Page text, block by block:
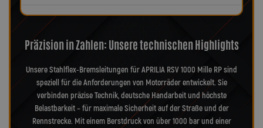
Präzision in Zahlen: Unsere technischen Highlights
Unsere Stahlflex-Bremsleitungen für APRILIA RSV 1000 Mille RP sind
speziell für die Anforderungen von Motorräder entwickelt. Sie
verbinden präzise Technik, deutsche Handarbeit und höchste
Belastbarkeit – für maximale Sicherheit auf der Straße und der
Rennstrecke. Mit einem Berstdruck von über 1000 bar und einer